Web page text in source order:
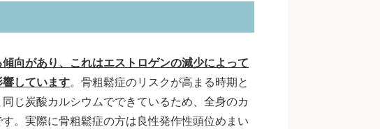
向があり、これはエストロゲンの減少によって
しています。骨粗鬆症のリスクが高まる時期と
じ炭酸カルシウムでできているため、全身のカ
。実際に骨粗鬆症の方は良性発作性頭位めまい